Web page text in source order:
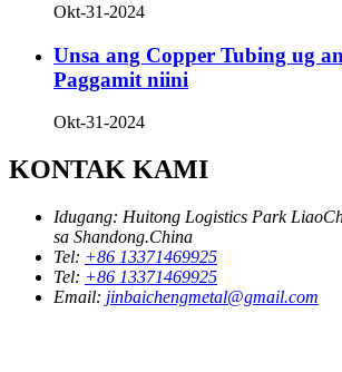
Okt-31-2024
Unsa ang Copper Tubing ug
Paggamit niini
Okt-31-2024
KONTAK KAMI
Idugang: Huitong Logistics Park
sa Shandong.China
Tel: +86 13371469925
Tel: +86 13371469925
Email: jinbaichengmetal@gmail.com